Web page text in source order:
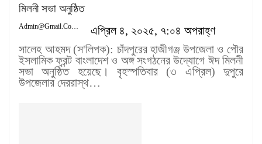
মিলনী সভা অনুষ্ঠিত
এপ্রিল ৪, ২০২৫, ৭:০৪ অপরাহ্ণ
সালেহ আহমদ (স'লিপক): চাঁদপুরের হাজীগঞ্জ উপজেলা ও পৌর
ইসলামিক ফ্রন্ট বাংলাদেশ ও অঙ্গ সংগঠনের উদ্যোগে ঈদ মিলনী
সভা অনুষ্ঠিত হয়েছে। বৃহস্পতিবার (৩ এপ্রিল) দুপুরে
উপজেলার দেররাস্থ…